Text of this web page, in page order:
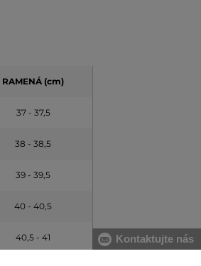
RAMENÁ (cm)
37 - 37,5
38 - 38,5
39 - 39,5
40 - 40,5
40,5 - 41 Kontaktujte nás